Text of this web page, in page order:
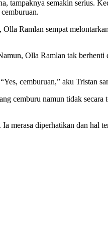
tampaknya semakin serius.
Ramlan sempat
Olla Ramlan tak berhenti
cemburuan,” aku Tristan
cemburu namun tidak
merasa diperhatikan dan hal